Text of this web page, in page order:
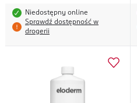
Niedostępny online
Sprawdź dostępność w
drogerii